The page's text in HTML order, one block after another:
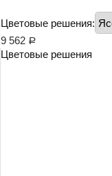
Цветовые решения:
9 562 Р
Цветовые решения